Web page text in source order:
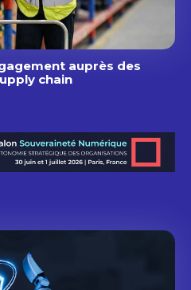
auprès des
chain